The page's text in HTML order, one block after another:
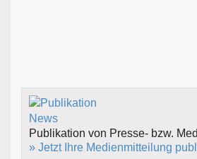
Publikation von Presse- bzw.
» Jetzt Ihre Medienmitteilung